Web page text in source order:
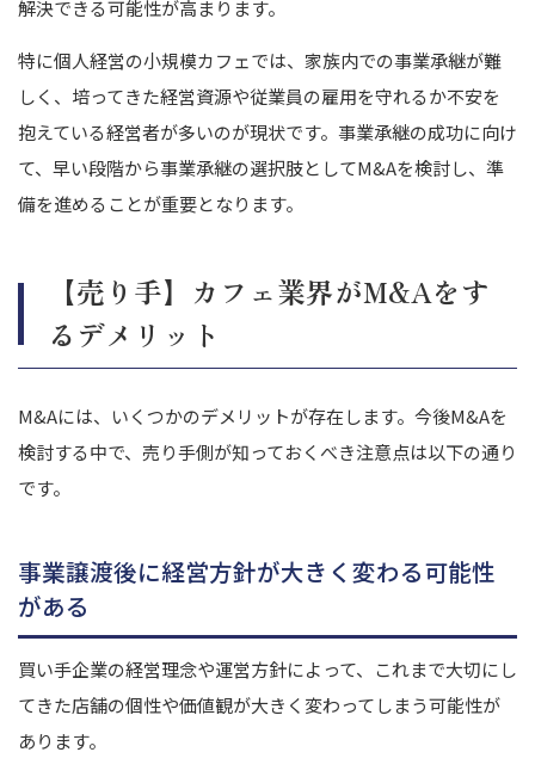
解決できる可能性が高まります。
特に個人経営の小規模カフェでは、家族内での事業承継が難
しく、培ってきた経営資源や従業員の雇用を守れるか不安を
抱えている経営者が多いのが現状です。事業承継の成功に向け
て、早い段階から事業承継の選択肢としてM&Aを検討し、準
備を進めることが重要となります。
【売り手】カフェ業界がM&Aをす
るデメリット
M&Aには、いくつかのデメリットが存在します。今後M&Aを
検討する中で、売り手側が知っておくべき注意点は以下の通り
です。
事業譲渡後に経営方針が大きく変わる可能性
がある
買い手企業の経営理念や運営方針によって、これまで大切にし
てきた店舗の個性や価値観が大きく変わってしまう可能性が
あります。